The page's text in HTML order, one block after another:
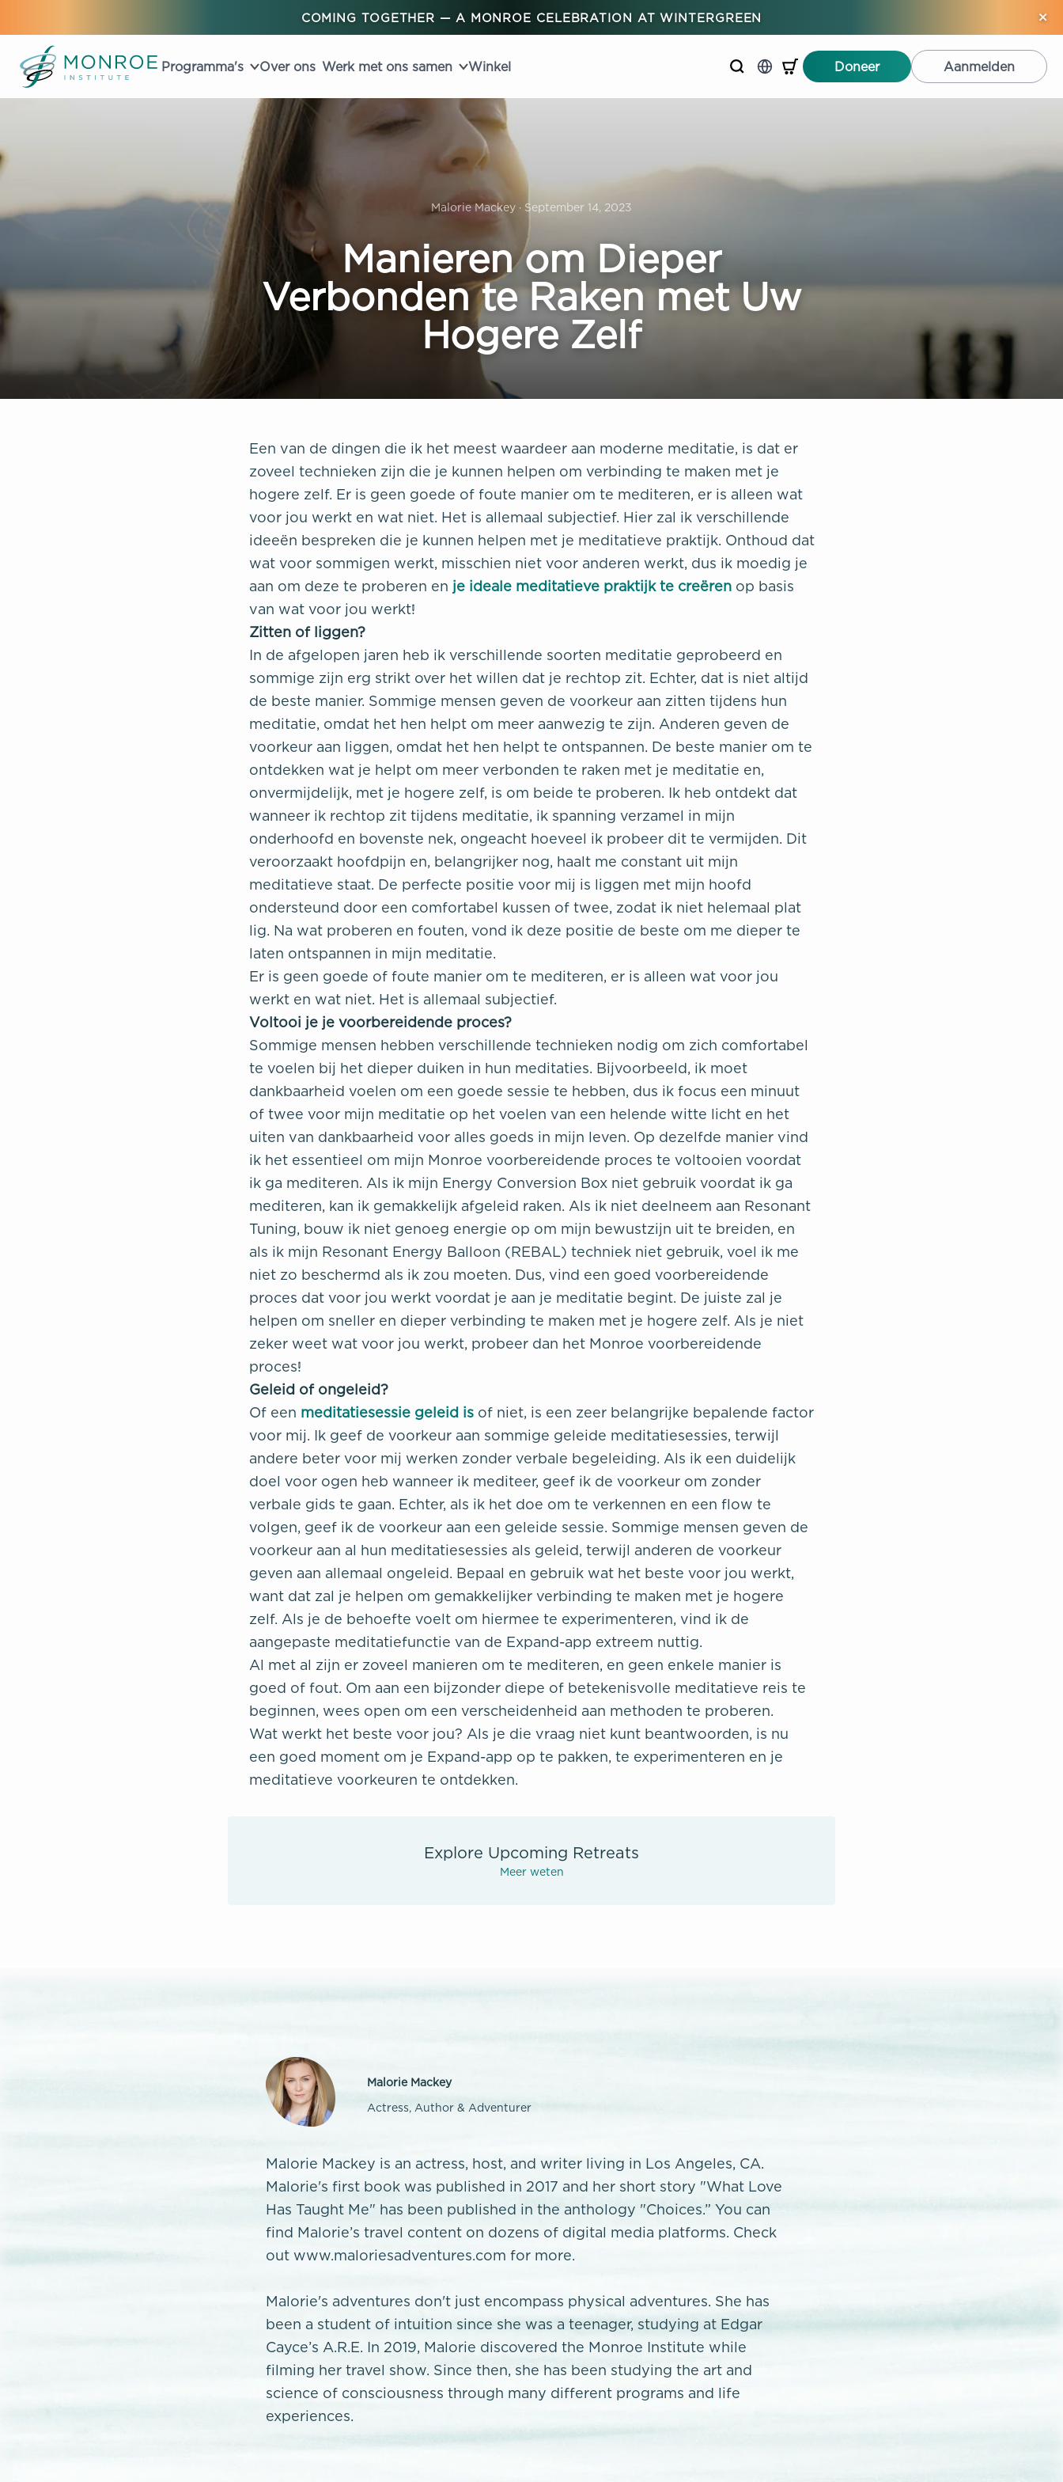
COMING TOGETHER — A MONROE CELEBRATION AT WINTERGREEN ×
Programma's Over ons Werk met ons samen Winkel Doneer Aanmelden
Malorie Mackey · September 14, 2023
Manieren om Dieper
Verbonden te Raken met Uw
Hogere Zelf
Een van de dingen die ik het meest waardeer aan moderne meditatie, is dat er
zoveel technieken zijn die je kunnen helpen om verbinding te maken met je
hogere zelf. Er is geen goede of foute manier om te mediteren, er is alleen wat
voor jou werkt en wat niet. Het is allemaal subjectief. Hier zal ik verschillende
ideeën bespreken die je kunnen helpen met je meditatieve praktijk. Onthoud dat
wat voor sommigen werkt, misschien niet voor anderen werkt, dus ik moedig je
aan om deze te proberen en je ideale meditatieve praktijk te creërenop basis
van wat voor jou werkt!
Zitten of liggen?
In de afgelopen jaren heb ik verschillende soorten meditatie geprobeerd en
sommige zijn erg strikt over het willen dat je rechtop zit. Echter, dat is niet altijd
de beste manier. Sommige mensen geven de voorkeur aan zitten tijdens hun
meditatie, omdat het hen helpt om meer aanwezig te zijn. Anderen geven de
voorkeur aan liggen, omdat het hen helpt te ontspannen. De beste manier om te
ontdekken wat je helpt om meer verbonden te raken met je meditatie en,
onvermijdelijk, met je hogere zelf, is om beide te proberen. Ik heb ontdekt dat
wanneer ik rechtop zit tijdens meditatie, ik spanning verzamel in mijn
onderhoofd en bovenste nek, ongeacht hoeveel ik probeer dit te vermijden. Dit
veroorzaakt hoofdpijn en, belangrijker nog, haalt me constant uit mijn
meditatieve staat. De perfecte positie voor mij is liggen met mijn hoofd
ondersteund door een comfortabel kussen of twee, zodat ik niet helemaal plat
lig. Na wat proberen en fouten, vond ik deze positie de beste om me dieper te
laten ontspannen in mijn meditatie.
Er is geen goede of foute manier om te mediteren, er is alleen wat voor jou
werkt en wat niet. Het is allemaal subjectief.
Voltooi je je voorbereidende proces?
Sommige mensen hebben verschillende technieken nodig om zich comfortabel
te voelen bij het dieper duiken in hun meditaties. Bijvoorbeeld, ik moet
dankbaarheid voelen om een goede sessie te hebben, dus ik focus een minuut
of twee voor mijn meditatie op het voelen van een helende witte licht en het
uiten van dankbaarheid voor alles goeds in mijn leven. Op dezelfde manier vind
ik het essentieel om mijn Monroe voorbereidende proces te voltooien voordat
ik ga mediteren. Als ik mijn Energy Conversion Box niet gebruik voordat ik ga
mediteren, kan ik gemakkelijk afgeleid raken. Als ik niet deelneem aan Resonant
Tuning, bouw ik niet genoeg energie op om mijn bewustzijn uit te breiden, en
als ik mijn Resonant Energy Balloon (REBAL) techniek niet gebruik, voel ik me
niet zo beschermd als ik zou moeten. Dus, vind een goed voorbereidende
proces dat voor jou werkt voordat je aan je meditatie begint. De juiste zal je
helpen om sneller en dieper verbinding te maken met je hogere zelf. Als je niet
zeker weet wat voor jou werkt, probeer dan het Monroe voorbereidende
proces!
Geleid of ongeleid?
Of een meditatiesessie geleid isof niet, is een zeer belangrijke bepalende factor
voor mij. Ik geef de voorkeur aan sommige geleide meditatiesessies, terwijl
andere beter voor mij werken zonder verbale begeleiding. Als ik een duidelijk
doel voor ogen heb wanneer ik mediteer, geef ik de voorkeur om zonder
verbale gids te gaan. Echter, als ik het doe om te verkennen en een flow te
volgen, geef ik de voorkeur aan een geleide sessie. Sommige mensen geven de
voorkeur aan al hun meditatiesessies als geleid, terwijl anderen de voorkeur
geven aan allemaal ongeleid. Bepaal en gebruik wat het beste voor jou werkt,
want dat zal je helpen om gemakkelijker verbinding te maken met je hogere
zelf. Als je de behoefte voelt om hiermee te experimenteren, vind ik de
aangepaste meditatiefunctie van de Expand-app extreem nuttig.
Al met al zijn er zoveel manieren om te mediteren, en geen enkele manier is
goed of fout. Om aan een bijzonder diepe of betekenisvolle meditatieve reis te
beginnen, wees open om een verscheidenheid aan methoden te proberen.
Wat werkt het beste voor jou? Als je die vraag niet kunt beantwoorden, is nu
een goed moment om je Expand-app op te pakken, te experimenteren en je
meditatieve voorkeuren te ontdekken.
Explore Upcoming Retreats
Meer weten
Malorie Mackey
Actress, Author & Adventurer
Malorie Mackey is an actress, host, and writer living in Los Angeles, CA.
Malorie's first book was published in 2017 and her short story "What Love
Has Taught Me" has been published in the anthology "Choices.” You can
find Malorie’s travel content on dozens of digital media platforms. Check
out www.maloriesadventures.com for more.
Malorie's adventures don't just encompass physical adventures. She has
been a student of intuition since she was a teenager, studying at Edgar
Cayce’s A.R.E. In 2019, Malorie discovered the Monroe Institute while
filming her travel show. Since then, she has been studying the art and
science of consciousness through many different programs and life
experiences.